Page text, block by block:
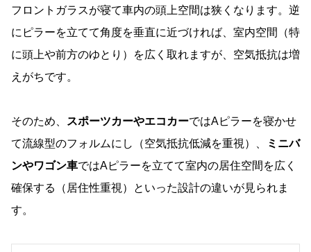
フロントガラスが寝て車内の頭上空間は狭くなります。逆
にピラーを立てて角度を垂直に近づければ、室内空間（特
に頭上や前方のゆとり）を広く取れますが、空気抵抗は増
えがちです。
そのため、 スポーツカーやエコカーではAピラーを寝かせ
て流線型のフォルムにし（空気抵抗低減を重視）、
ミニバ
ンやワゴン車ではAピラーを立てて室内の居住空間を広く
確保する（居住性重視）といった設計の違いが見られま
す。